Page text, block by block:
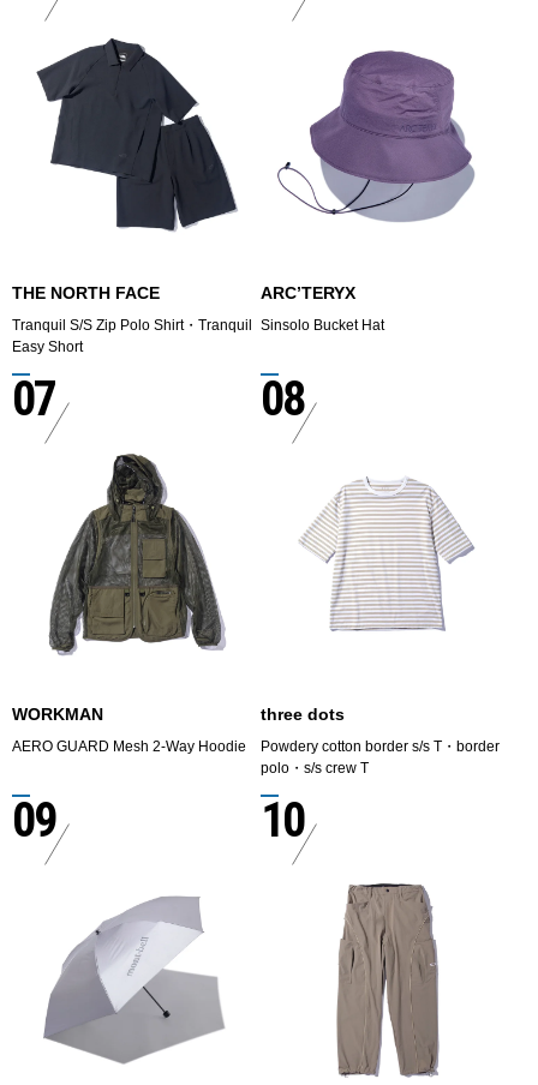
THE NORTH FACE
Tranquil S/S Zip Polo Shirt・Tranquil
Easy Short
ARC’TERYX
Sinsolo Bucket Hat
07
WORKMAN
AERO GUARD Mesh 2-Way Hoodie
08
three dots
Powdery cotton border s/s T・border
polo・s/s crew T
09 10